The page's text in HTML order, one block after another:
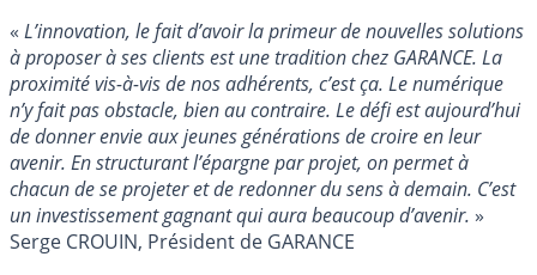
« L’innovation, le fait d’avoir la primeur de nouvelles solutions
à proposer à ses clients est une tradition chez GARANCE. La
proximité vis-à-vis de nos adhérents, c’est ça. Le numérique
n’y fait pas obstacle, bien au contraire. Le défi est aujourd’hui
de donner envie aux jeunes générations de croire en leur
avenir. En structurant l’épargne par projet, on permet à
chacun de se projeter et de redonner du sens à demain. C’est
un investissement gagnant qui aura beaucoup d’avenir. »
Serge CROUIN, Président de GARANCE